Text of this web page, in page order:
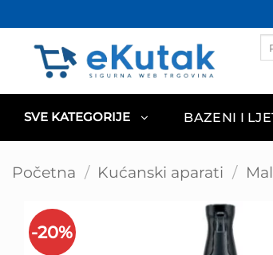
to
content
SVE KATEGORIJE BAZENI I
Početna / Kućanski aparati /
-20%